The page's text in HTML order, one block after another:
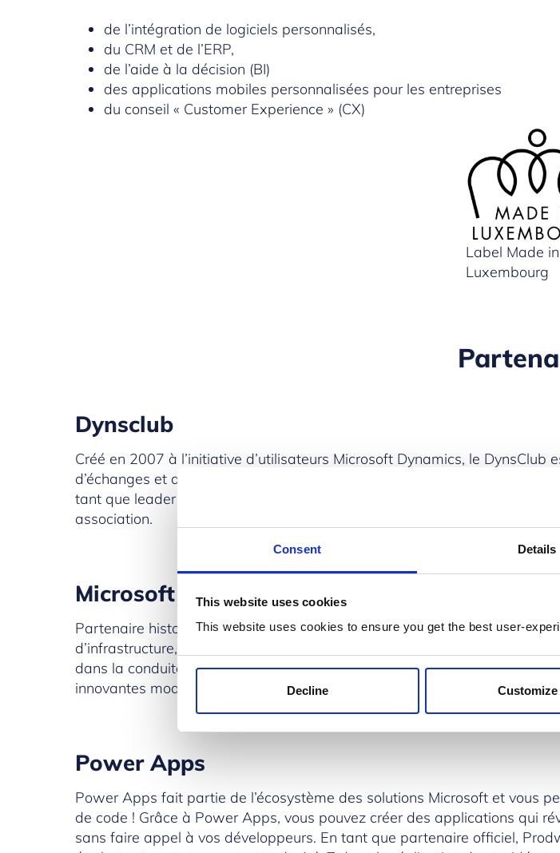
Consent Details
This website uses cookies
This website uses cookies to ensure you get the best user-
Decline Customize
de l’intégration de logiciels personnalisés,
du CRM et de l’ERP,
de l’aide à la décision (BI)
des applications mobiles personnalisées pour les entreprises
du conseil « Customer Experience » (CX)
Label Made in
Luxembourg
Dynsclub
Créé en 2007 à l’initiative d’utilisateurs Microsoft Dynamics, le DynsClub
d’échanges et de partages entre ses différents adhérents, Microsoft et
tant que leader en zone EMEA sur les solutions Microsoft Dynamics, il
association.
Microsoft
Partenaire historique de Prodware,Microsoftpropose une large gamme
d’infrastructure, etc.) qui répondront à tous les besoins des PME, ETI et
dans la conduite de leurs activités quotidiennes. Grâce aux solutions
innovantes modernes et hébergées dans le cloud.
Power Apps
Power Apps fait partie de l’écosystème des solutions Microsoft et vous
de code ! Grâce à Power Apps, vous pouvez créer des applications qui
sans faire appel à vos développeurs. En tant que partenaire officiel,